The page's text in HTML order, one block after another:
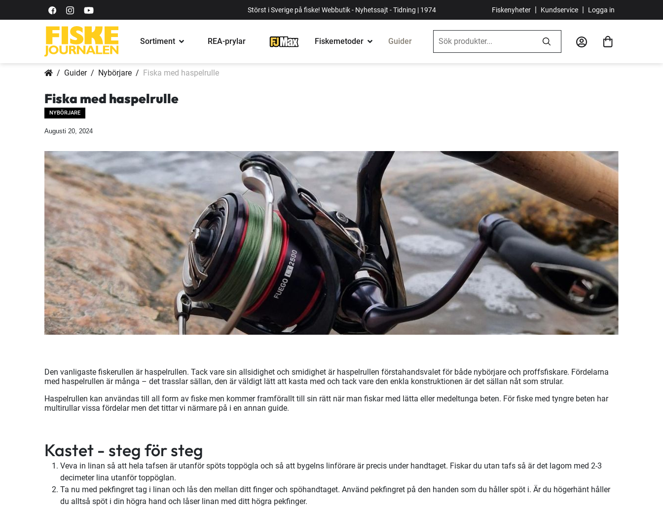
Störst i Sverige på fiske! Webbutik - Nyhetssajt - Tidning | 1974 Fiskenyheter | Kundservice | Logga in
Sortiment REA-prylar Fiskemetoder Guider
Guider Nybörjare Fiska med haspelrulle
Fiska med haspelrulle
NYBÖRJARE
Augusti 20, 2024
Den vanligaste fiskerullen är haspelrullen. Tack vare sin allsidighet och smidighet är haspelrullen förstahandsvalet för både nybörjare och proffsfiskare. Fördelarna
med haspelrullen är många – det trasslar sällan, den är väldigt lätt att kasta med och tack vare den enkla konstruktionen är det sällan nåt som strular.
Haspelrullen kan användas till all form av fiske men kommer framförallt till sin rätt när man fiskar med lätta eller medeltunga beten. För fiske med tyngre beten har
multirullar vissa fördelar men det tittar vi närmare på i en annan guide.
Kastet - steg för steg
Veva in linan så att hela tafsen är utanför spöts toppögla och så att bygelns linförare är precis under handtaget. Fiskar du utan tafs så är det lagom med 2-3
decimeter lina utanför toppöglan.
Ta nu med pekfingret tag i linan och lås den mellan ditt finger och spöhandtaget. Använd pekfingret på den handen som du håller spöt i. Är du högerhänt håller
du alltså spöt i din högra hand och låser linan med ditt högra pekfinger.